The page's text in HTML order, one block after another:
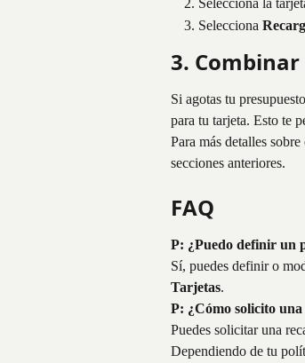
Selecciona la
Selecciona
3.
Si agotas tu
para tu tarjeta. Esto te
Para más detalles
secciones anteriores.
FAQ
P: ¿Puedo definir un
Sí, puedes definir o
Tarjetas.
P: ¿Cómo solicito
Puedes solicitar una
Dependiendo de tu